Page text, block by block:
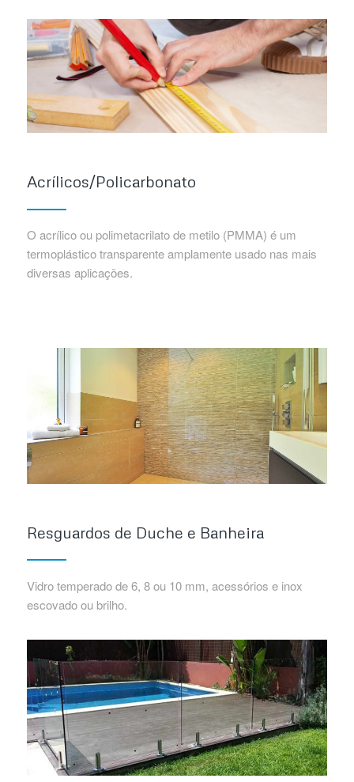
Acrílicos/Policarbonato
O acrílico ou polimetacrilato de metilo (PMMA) é um
termoplástico transparente amplamente usado nas mais
diversas aplicações.
Resguardos de Duche e Banheira
Vidro temperado de 6, 8 ou 10 mm, acessórios e inox
escovado ou brilho.